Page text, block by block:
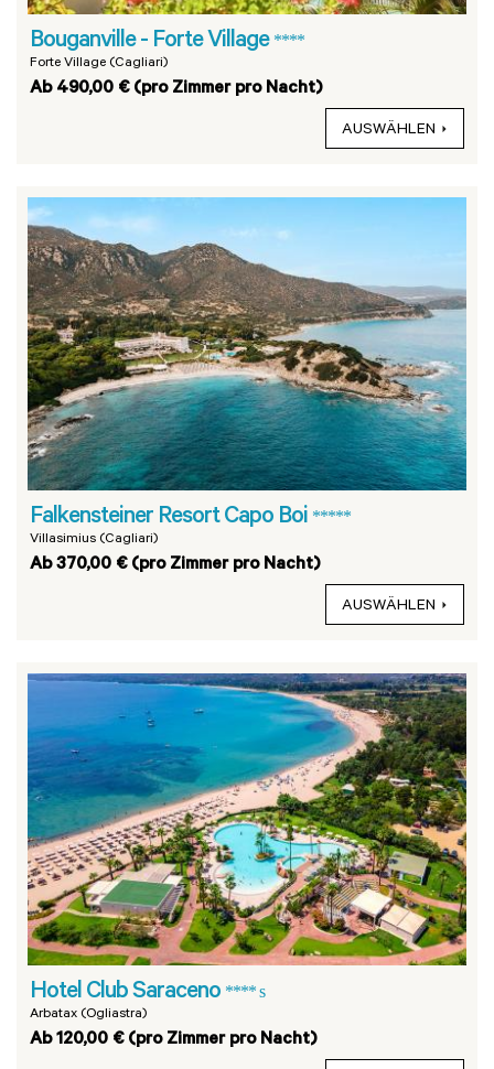
Bouganville - Forte Village ****
Forte Village (Cagliari)
Ab 490,00 € (pro Zimmer pro Nacht)
AUSWÄHLEN
Falkensteiner Resort Capo Boi *****
Villasimius (Cagliari)
Ab 370,00 € (pro Zimmer pro Nacht)
AUSWÄHLEN
Hotel Club Saraceno **** s
Arbatax (Ogliastra)
Ab 120,00 € (pro Zimmer pro Nacht)